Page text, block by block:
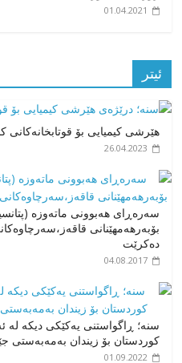
01.04.2021
ئیتر
هێرشی کیمیایی بۆ قوتابخانەکانی
26.04.2023
سەرەڕای هەبوونی ماتەوزە
بۆبەرهەمهێنانی
دەکرێت
04.08.2017
سنە؛ ڕاگواستنی یەکێکی دیکە لە
کوردستان بۆ زیندان بەمەبەستی
01.09.2022